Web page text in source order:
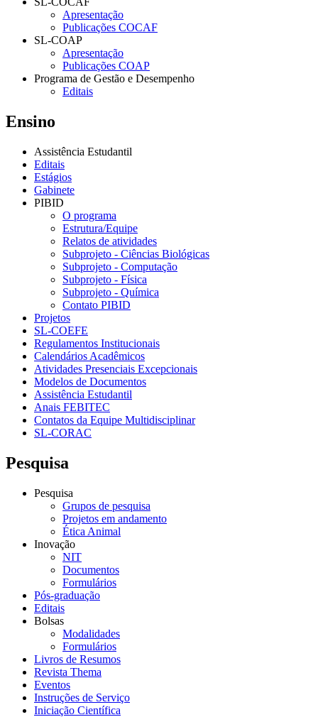
Apresentação
Publicações COCAF
SL-COAP
Apresentação
Publicações COAP
Programa de Gestão e Desempenho
Editais
Ensino
Assistência Estudantil
Editais
Estágios
Gabinete
PIBID
O programa
Estrutura/Equipe
Relatos de atividades
Subprojeto - Ciências Biológicas
Subprojeto - Computação
Subprojeto - Física
Subprojeto - Química
Contato PIBID
Projetos
SL-COEFE
Regulamentos Institucionais
Calendários Acadêmicos
Atividades Presenciais Excepcionais
Modelos de Documentos
Assistência Estudantil
Anais FEBITEC
Contatos da Equipe Multidisciplinar
SL-CORAC
Pesquisa
Pesquisa
Grupos de pesquisa
Projetos em andamento
Ética Animal
Inovação
NIT
Documentos
Formulários
Pós-graduação
Editais
Bolsas
Modalidades
Formulários
Livros de Resumos
Revista Thema
Eventos
Instruções de Serviço
Iniciação Científica